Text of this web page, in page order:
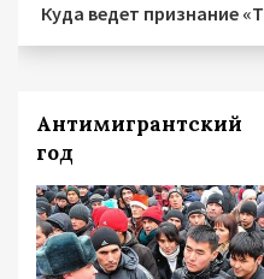
Куда ведет признание
Антимигрантский
год